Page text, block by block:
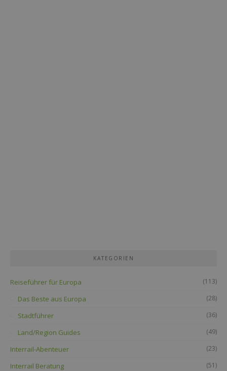
KATEGORIEN
Reiseführer für Europa (113)
Das Beste aus Europa (28)
Stadtführer (36)
Land/Region Guides (49)
Interrail-Abenteuer (23)
Interrail Beratung (51)